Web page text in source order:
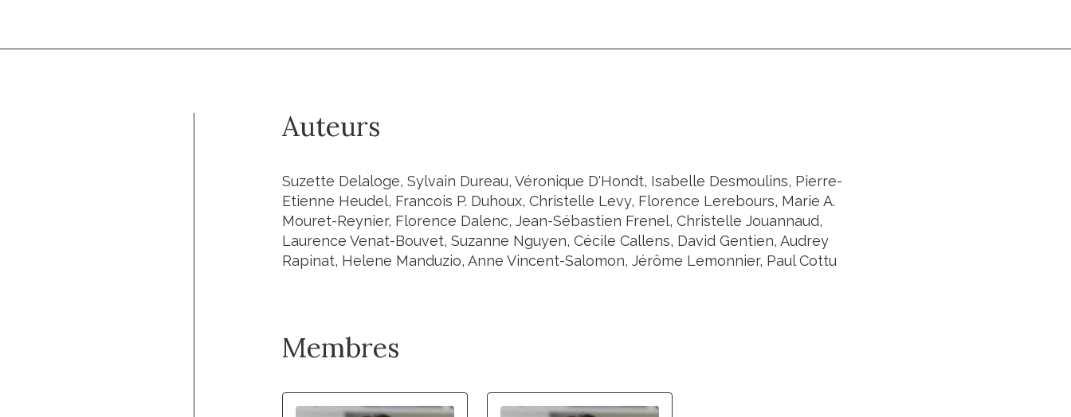
Auteurs
Suzette Delaloge, Sylvain Dureau, Véronique D'Hondt, Isabelle Desmoulins, Pierre-
Etienne Heudel, Francois P. Duhoux, Christelle Levy, Florence Lerebours, Marie A.
Mouret-Reynier, Florence Dalenc, Jean-Sébastien Frenel, Christelle Jouannaud,
Laurence Venat-Bouvet, Suzanne Nguyen, Cécile Callens, David Gentien, Audrey
Rapinat, Helene Manduzio, Anne Vincent-Salomon, Jérôme Lemonnier, Paul Cottu
Membres